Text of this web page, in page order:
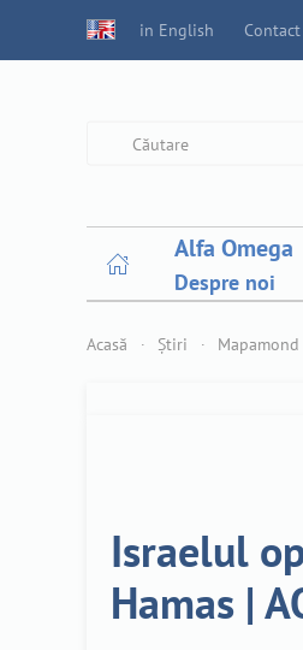
in English Contact
Alfa Omega
Despre noi
Acasă Știri
Israelul
Hamas |